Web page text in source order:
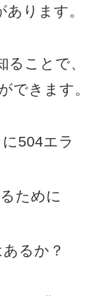
ります。
ることで、
できます。
504エラ
ために
るか？